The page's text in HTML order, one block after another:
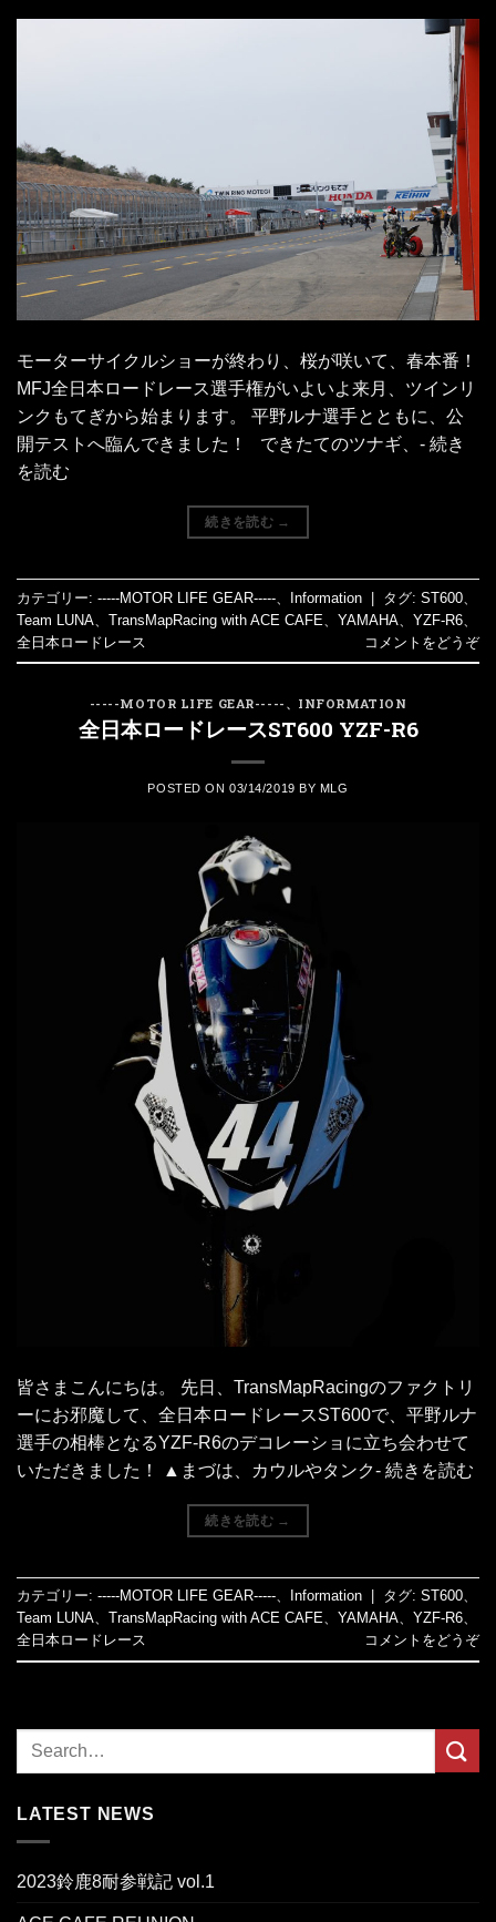
モーターサイクルショーが終わり、桜が咲いて、春本番！
MFJ全日本ロードレース選手権がいよいよ来月、ツインリ
ンクもてぎから始まります。 平野ルナ選手とともに、公
開テストへ臨んできました！ できたてのツナギ、- 続き
を読む
続きを読む →
カテゴリー: -----MOTOR LIFE GEAR----- Information | タグ: ST600
Team LUNA
TransMapRacing with ACE CAFE YAMAHA YZF-R6
全日本ロードレース
コメントをどうぞ
-----MOTOR LIFE GEAR----- 、 INFORMATION
全日本ロードレースST600 YZF-R6
POSTED ON03/14/2019 BY MLG
皆さまこんにちは。 先日、TransMapRacingのファクトリ
ーにお邪魔して、全日本ロードレースST600で、平野ルナ
選手の相棒となるYZF-R6のデコレーショに立ち会わせて
いただきました！ ▲まづは、カウルやタンク- 続きを読む
続きを読む →
カテゴリー: -----MOTOR LIFE GEAR-----、 Information タグ: ST600、
Team LUNA、 TransMapRacing with ACE CAFE、 YAMAHA、 YZF-R6、
全日本ロードレース
コメントをどうぞ
LATEST NEWS
2023鈴鹿8耐参戦記 vol.1